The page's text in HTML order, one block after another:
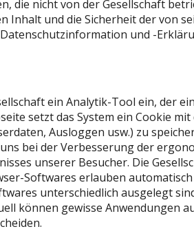
die nicht von der Gesellschaft
Inhalt und die Sicherheit der von
und -
ein Analytik-Tool ein, der
setzt das System ein Cookie
Ausloggen usw.) zu
bei der Verbesserung der
unserer Besucher. Die
Softwares erlauben
unterschiedlich ausgelegt
können gewisse Anwendungen